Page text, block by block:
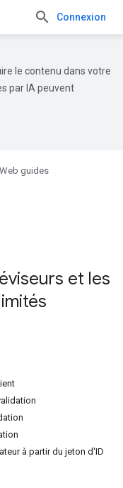
Connexion
le contenu dans votre
par IA peuvent
Web guides
et les
à partir du jeton d'ID